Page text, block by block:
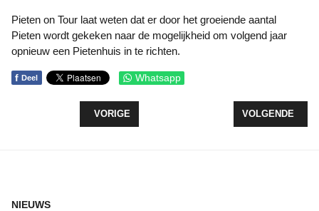
Pieten on Tour laat weten dat er door het groeiende aantal
Pieten wordt gekeken naar de mogelijkheid om volgend jaar
opnieuw een Pietenhuis in te richten.
f Deel Whatsapp
VORIG ARTIKEL: VOEDSELBOS THUISHAVEN
VORIGE VOLGENDE
VOLGENDE
NIEUWS